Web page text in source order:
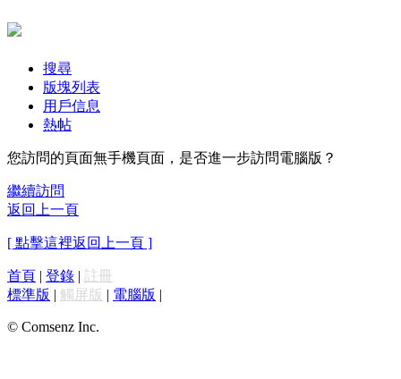
搜尋
版塊列表
用戶信息
熱帖
您訪問的頁面無手機頁面，是否進一步訪問電腦版？
繼續訪問
返回上一頁
[ 點擊這裡返回上一頁 ]
首頁 | 登錄 | 註冊
標準版 | 觸屏版 | 電腦版 |
© Comsenz Inc.